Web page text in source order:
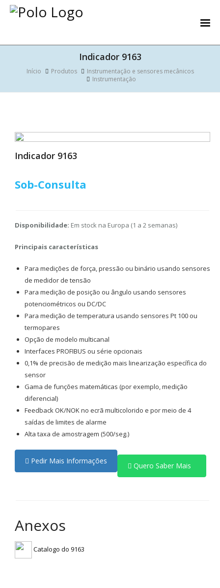
Indicador 9163
Início Produtos
Instrumentação e sensores mecânicos
Instrumentação
Indicador 9163
Sob-Consulta
Disponibilidade: Em stock na Europa (1 a 2 semanas)
Principais características
Para medições de força, pressão ou binário usando sensores
de medidor de tensão
Para medição de posição ou ângulo usando sensores
potenciométricos ou DC/DC
Para medição de temperatura usando sensores Pt 100 ou
termopares
Opção de modelo multicanal
Interfaces PROFIBUS ou série opcionais
0,1% de precisão de medição mais linearização específica do
sensor
Gama de funções matemáticas (por exemplo, medição
diferencial)
Feedback OK/NOK no ecrã multicolorido e por meio de 4
saídas de limites de alarme
Alta taxa de amostragem (500/seg.)
Pedir Mais Informações
Quero Saber Mais
Anexos
Catalogo do 9163